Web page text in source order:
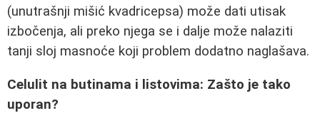
(unutrašnji mišić kvadricepsa) može dati utisak
izbočenja, ali preko njega se i dalje može nalaziti
tanji sloj masnoće koji problem dodatno naglašava.
Celulit na butinama i listovima: Zašto je tako
uporan?